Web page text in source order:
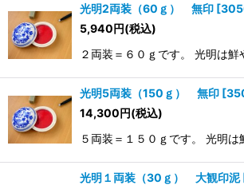
光明2両装（60ｇ） 無印 [
5,940円(税込)
２両装＝６０ｇです。 光明は
光明5両装（150ｇ） 無印 [
14,300円(税込)
５両装＝１５０ｇです。 光明
光明１両装（30ｇ） 大観印泥